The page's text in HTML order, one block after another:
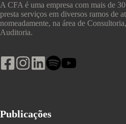
A CFA é uma empresa com mais de
presta serviços em diversos ramos de
nomeadamente, na área de
Auditoria.
Publicações